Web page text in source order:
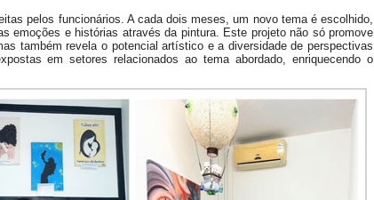
pelos funcionários. A cada dois meses, um novo tema é escolhido,
emoções e histórias através da pintura. Este projeto não só promove
também revela o potencial artístico e a diversidade de perspectivas
em setores relacionados ao tema abordado, enriquecendo o